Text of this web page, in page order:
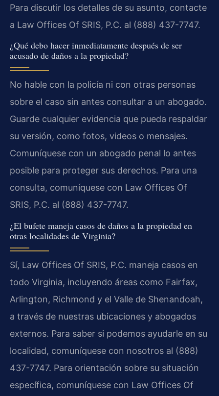
Para discutir los detalles de su asunto, contacte
a Law Offices Of SRIS, P.C. al (888) 437-7747.
¿Qué debo hacer inmediatamente después de ser
acusado de daños a la propiedad?
No hable con la policía ni con otras personas
sobre el caso sin antes consultar a un abogado.
Guarde cualquier evidencia que pueda respaldar
su versión, como fotos, videos o mensajes.
Comuníquese con un abogado penal lo antes
posible para proteger sus derechos. Para una
consulta, comuníquese con Law Offices Of
SRIS, P.C. al (888) 437-7747.
¿El bufete maneja casos de daños a la propiedad en
otras localidades de Virginia?
Sí, Law Offices Of SRIS, P.C. maneja casos en
todo Virginia, incluyendo áreas como Fairfax,
Arlington, Richmond y el Valle de Shenandoah,
a través de nuestras ubicaciones y abogados
externos. Para saber si podemos ayudarle en su
localidad, comuníquese con nosotros al (888)
437-7747. Para orientación sobre su situación
específica, comuníquese con Law Offices Of